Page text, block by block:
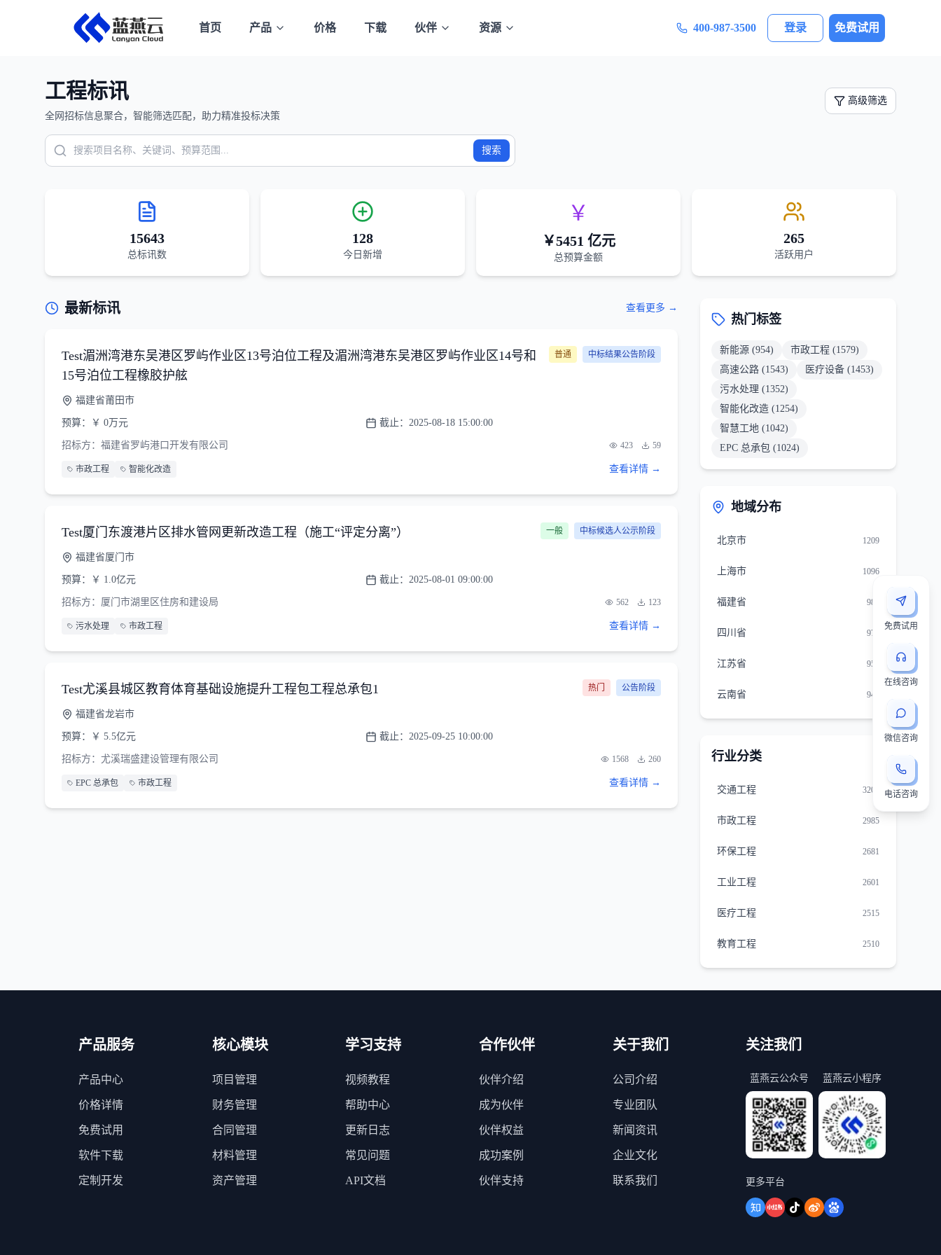
首页 产品 价格 下载 伙伴 资源 400-987-3500 登录 免费试用
工程标讯
全网招标信息聚合，智能筛选匹配，助力精准投标决策
高级筛选
搜索
15643
总标讯数
128
今日新增
￥
￥5451 亿元
总预算金额
265
活跃用户
最新标讯 查看更多 →
Test湄洲湾港东吴港区罗屿作业区13号泊位工程及湄洲湾港东吴港区罗屿作业区14号和
15号泊位工程橡胶护舷
普通 中标结果公告阶段
福建省莆田市
预算： ￥ 0万元 截止： 2025-08-18 15:00:00
招标方： 福建省罗屿港口开发有限公司 423 59
市政工程 智能化改造 查看详情 →
Test厦门东渡港片区排水管网更新改造工程（施工“评定分离”） 一般 中标候选人公示阶段
福建省厦门市
预算： ￥ 1.0亿元 截止： 2025-08-01 09:00:00
招标方： 厦门市湖里区住房和建设局 562 123
污水处理 市政工程 查看详情 →
Test尤溪县城区教育体育基础设施提升工程包工程总承包1 热门 公告阶段
福建省龙岩市
预算： ￥ 5.5亿元 截止： 2025-09-25 10:00:00
招标方： 尤溪瑞盛建设管理有限公司 1568 260
EPC 总承包 市政工程 查看详情 →
热门标签
新能源 (954) 市政工程 (1579)
高速公路 (1543) 医疗设备 (1453)
污水处理 (1352)
智能化改造 (1254)
智慧工地 (1042)
EPC 总承包 (1024)
地域分布
北京市 1209
上海市 1096
福建省 981
四川省 975
江苏省 957
云南省 940
行业分类
交通工程 3202
市政工程 2985
环保工程 2681
工业工程 2601
医疗工程 2515
教育工程 2510
免费试用
在线咨询
微信咨询
电话咨询
产品服务
产品中心
价格详情
免费试用
软件下载
定制开发
核心模块
项目管理
财务管理
合同管理
材料管理
资产管理
学习支持
视频教程
帮助中心
更新日志
常见问题
API文档
合作伙伴
伙伴介绍
成为伙伴
伙伴权益
成功案例
伙伴支持
关于我们
公司介绍
专业团队
新闻资讯
企业文化
联系我们
关注我们
蓝燕云公众号 蓝燕云小程序
更多平台